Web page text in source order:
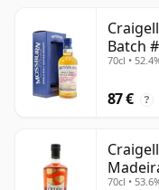
Batch
70cl •
87 € ?
70cl •